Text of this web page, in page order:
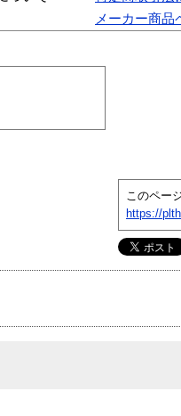
メーカー商品
このペー
https://